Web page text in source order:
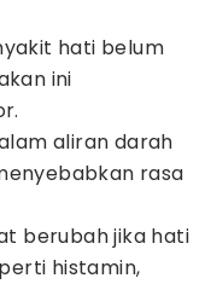
hati belum
ini
aliran darah
rasa
berubah jika hati
histamin,